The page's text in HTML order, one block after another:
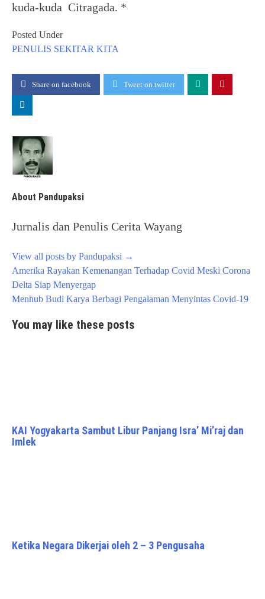
kuda-kuda Citragada. *
Posted Under
PENULIS SEKITAR KITA
Share on facebook Tweet on twitter
About Pandupaksi
Jurnalis dan Penulis Cerita Wayang
View all posts by Pandupaksi →
Post
navigation
Amerika Rayakan Kemenangan Terhadap Covid Meski Corona
Delta Siap Menyergap
Menhub Budi Karya Berbagi Pengalaman Menyintas Covid-19
You may like these posts
KAI Yogyakarta Sambut Libur Panjang Isra’ Mi’raj dan
Imlek
Ketika Negara Dikerjai oleh 2 – 3 Pengusaha